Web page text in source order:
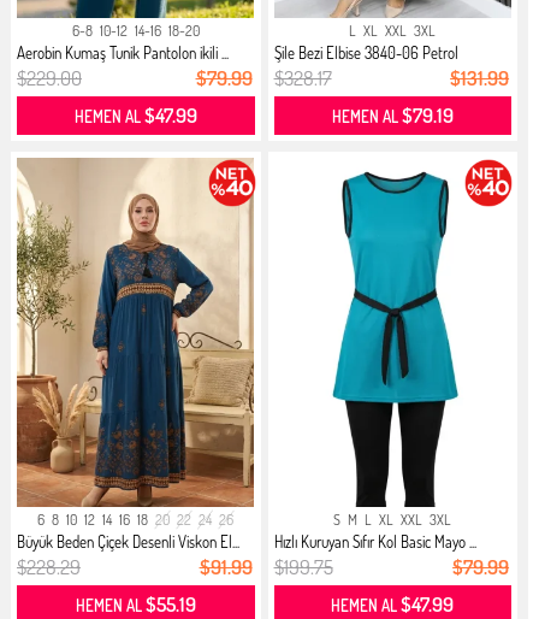
6-8 10-12 14-16 18-20
Aerobin Kumaş Tunik Pantolon ikili ...
$229.00 $79.99
HEMEN AL$47.99
L XL XXL 3XL
Şile Bezi Elbise 3840-06 Petrol
$328.17 $131.99
HEMEN AL$79.19
6 8 10 12 14 16 18 20 22 24 26
Büyük Beden Çiçek Desenli Viskon El...
$228.29 $91.99
HEMEN AL$55.19
S M L XL XXL 3XL
Hızlı Kuruyan Sıfır Kol Basic Mayo ...
$199.75 $79.99
HEMEN AL$47.99